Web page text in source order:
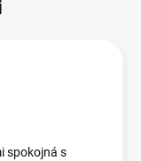
spokojná s